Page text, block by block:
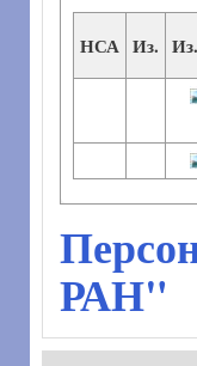
НСА Из.
РАН"